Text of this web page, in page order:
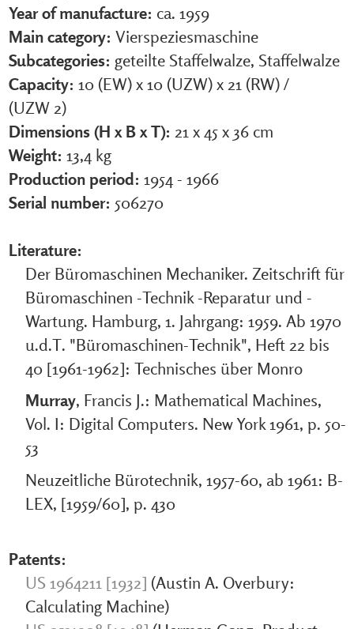
Year of manufacture: ca. 1959
Main category: Vierspeziesmaschine
Subcategories: geteilte Staffelwalze, Staffelwalze
Capacity: 10 (EW) x 10 (UZW) x 21 (RW)/
(UZW 2)
Dimensions (H x B x T): 21 x 45 x 36 cm
Weight: 13,4 kg
Production period: 1954 - 1966
Serial number: 506270
Literature:
Der Büromaschinen Mechaniker. Zeitschrift für
Büromaschinen -Technik -Reparatur und -
Wartung. Hamburg, 1. Jahrgang: 1959. Ab 1970
u.d.T. "Büromaschinen-Technik", Heft 22 bis
40 [1961-1962]: Technisches über Monro
Murray, Francis J.: Mathematical Machines,
Vol. I: Digital Computers. New York 1961, p. 50-
53
Neuzeitliche Bürotechnik, 1957-60, ab 1961: B-
LEX, [1959/60], p. 430
Patents:
US 1964211 [1932] (Austin A. Overbury:
Calculating Machine)